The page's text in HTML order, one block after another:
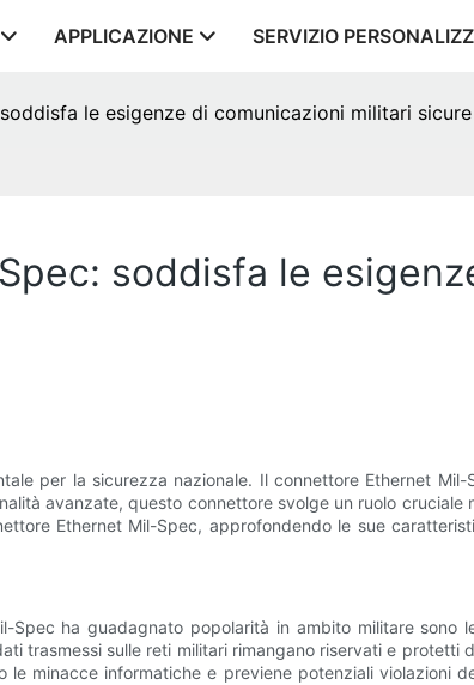
APPLICAZIONE SERVIZIO
le esigenze di comunicazioni militari sicure
soddisfa le
per la sicurezza nazionale. Il connettore Ethernet
avanzate, questo connettore svolge un ruolo
Ethernet Mil-Spec, approfondendo le sue
ha guadagnato popolarità in ambito militare sono
trasmessi sulle reti militari rimangano riservati e
minacce informatiche e previene potenziali violazioni